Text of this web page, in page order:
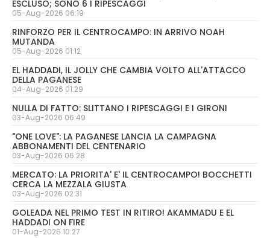
ESCLUSO; SONO 6 I RIPESCAGGI
05-Aug-2026 06:19
RINFORZO PER IL CENTROCAMPO: IN ARRIVO NOAH
MUTANDA
05-Aug-2026 01:12
EL HADDADI, IL JOLLY CHE CAMBIA VOLTO ALL'ATTACCO
DELLA PAGANESE
04-Aug-2026 01:29
NULLA DI FATTO: SLITTANO I RIPESCAGGI E I GIRONI
03-Aug-2026 06:49
"ONE LOVE": LA PAGANESE LANCIA LA CAMPAGNA
ABBONAMENTI DEL CENTENARIO
03-Aug-2026 06:28
MERCATO: LA PRIORITA' E' IL CENTROCAMPO! BOCCHETTI
CERCA LA MEZZALA GIUSTA
03-Aug-2026 02:31
GOLEADA NEL PRIMO TEST IN RITIRO! AKAMMADU E EL
HADDADI ON FIRE
01-Aug-2026 10:27